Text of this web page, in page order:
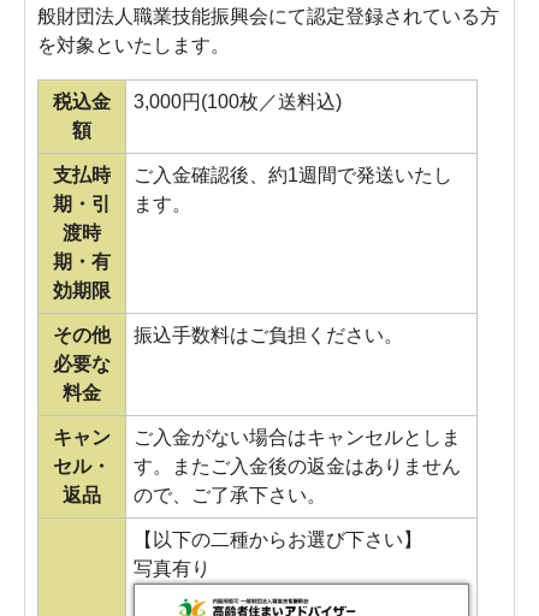
般財団法人職業技能振興会にて認定登録されている方
を対象といたします。
税込金
額
3,000円(100枚／送料込)
支払時
期・引
渡時
期・有
効期限
ご入金確認後、約1週間で発送いたし
ます。
その他
必要な
料金
振込手数料はご負担ください。
キャン
セル・
返品
ご入金がない場合はキャンセルとしま
す。またご入金後の返金はありません
ので、ご了承下さい。
【以下の二種からお選び下さい】
写真有り